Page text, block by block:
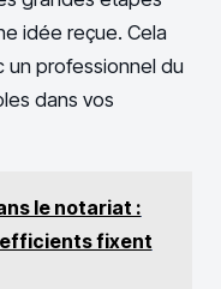
idée reçue. Cela
un professionnel du
dans vos
le notariat :
fixent